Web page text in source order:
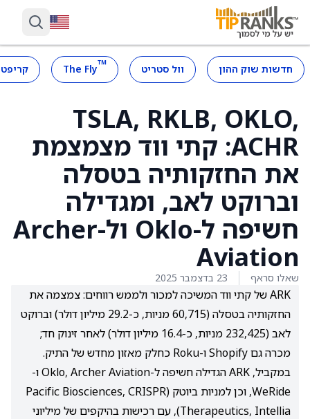
חדשות שוק ההון וול סטריט ™
The Fly
TSLA, RKLB, OKLO,
ACHR: קתי ווד מצמצמת
את החזקותיה בטסלה
וברוקט לאב, ומגדילה
חשיפה ל-Oklo ול-Archer
Aviation
שאלו סראף 23 בדצמבר 2025
ARK של קתי ווד המשיכה למכור ולממש רווחים: צמצמה את
החזקותיה בטסלה (60,715 מניות, כ-29.2 מיליון דולר) וברוקט
לאב (232,425 מניות, כ-16.4 מיליון דולר) לאחר זינוק חד;
מכרה גם Shopify ו-Roku כחלק מאזון מחדש של התיק.
במקביל, ARK הגדילה חשיפה ל-Oklo, Archer Aviation ו-
WeRide, וכן למניות ביוטק (Pacific Biosciences, CRISPR
Therapeutics, Intellia), עם רכישות בהיקפים של מיליוני